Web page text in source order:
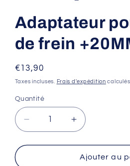
fenêtre
modale
Adaptateur
de frein
Prix
habituel
€13,90
Taxes incluses. Frais d'expédition
Quantité
Réduire
la
quantité
Augmenter
la
quantité
de
Ajouter au